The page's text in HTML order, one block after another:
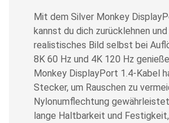
Mit dem Silver Monkey
kannst du dich zurücklehnen und
realistisches Bild selbst bei
8K 60 Hz und 4K 120 Hz
Monkey DisplayPort 1.4-Kabel
Stecker, um Rauschen zu
Nylonumflechtung
lange Haltbarkeit und